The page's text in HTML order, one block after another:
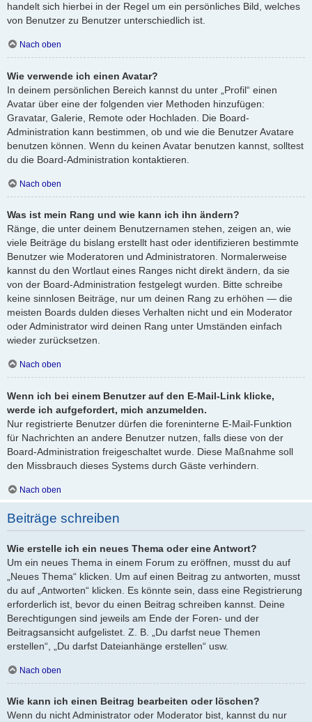
handelt sich hierbei in der Regel um ein persönliches Bild, welches
von Benutzer zu Benutzer unterschiedlich ist.
Nach oben
Wie verwende ich einen Avatar?
In deinem persönlichen Bereich kannst du unter „Profil“ einen
Avatar über eine der folgenden vier Methoden hinzufügen:
Gravatar, Galerie, Remote oder Hochladen. Die Board-
Administration kann bestimmen, ob und wie die Benutzer Avatare
benutzen können. Wenn du keinen Avatar benutzen kannst, solltest
du die Board-Administration kontaktieren.
Nach oben
Was ist mein Rang und wie kann ich ihn ändern?
Ränge, die unter deinem Benutzernamen stehen, zeigen an, wie
viele Beiträge du bislang erstellt hast oder identifizieren bestimmte
Benutzer wie Moderatoren und Administratoren. Normalerweise
kannst du den Wortlaut eines Ranges nicht direkt ändern, da sie
von der Board-Administration festgelegt wurden. Bitte schreibe
keine sinnlosen Beiträge, nur um deinen Rang zu erhöhen — die
meisten Boards dulden dieses Verhalten nicht und ein Moderator
oder Administrator wird deinen Rang unter Umständen einfach
wieder zurücksetzen.
Nach oben
Wenn ich bei einem Benutzer auf den E-Mail-Link klicke,
werde ich aufgefordert, mich anzumelden.
Nur registrierte Benutzer dürfen die foreninterne E-Mail-Funktion
für Nachrichten an andere Benutzer nutzen, falls diese von der
Board-Administration freigeschaltet wurde. Diese Maßnahme soll
den Missbrauch dieses Systems durch Gäste verhindern.
Nach oben
Beiträge schreiben
Wie erstelle ich ein neues Thema oder eine Antwort?
Um ein neues Thema in einem Forum zu eröffnen, musst du auf
„Neues Thema“ klicken. Um auf einen Beitrag zu antworten, musst
du auf „Antworten“ klicken. Es könnte sein, dass eine Registrierung
erforderlich ist, bevor du einen Beitrag schreiben kannst. Deine
Berechtigungen sind jeweils am Ende der Foren- und der
Beitragsansicht aufgelistet. Z. B. „Du darfst neue Themen
erstellen“, „Du darfst Dateianhänge erstellen“ usw.
Nach oben
Wie kann ich einen Beitrag bearbeiten oder löschen?
Wenn du nicht Administrator oder Moderator bist, kannst du nur